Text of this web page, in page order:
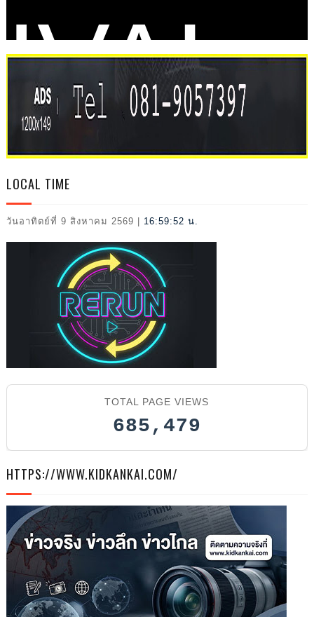
IVAL
2026
LOCAL TIME
วันอาทิตย์ที่ 9 สิงหาคม 2569 16:59:53 น.
TOTAL PAGE VIEWS
685,479
HTTPS://WWW.KIDKANKAI.COM/